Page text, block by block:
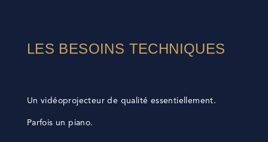
LES BESOINS TECHNIQUES
Un vidéoprojecteur de qualité essentiellement.
Parfois un piano.